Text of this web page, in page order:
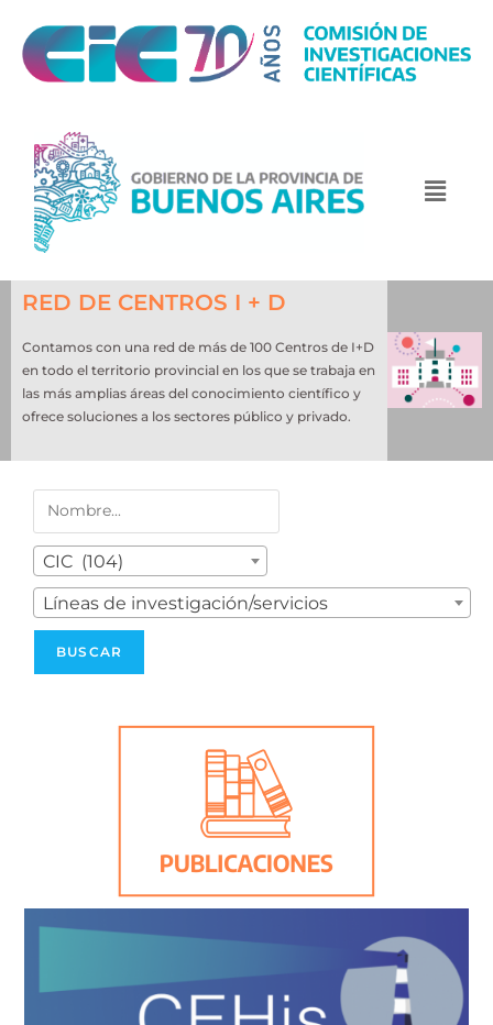
RED DE CENTROS I + D
Contamos con una red de más de 100 Centros de I+D
en todo el territorio provincial en los que se trabaja en
las más amplias áreas del conocimiento científico y
ofrece soluciones a los sectores público y privado.
CIC (104)
Líneas de investigación/servicios